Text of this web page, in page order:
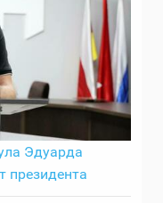
Эдуарда
президента